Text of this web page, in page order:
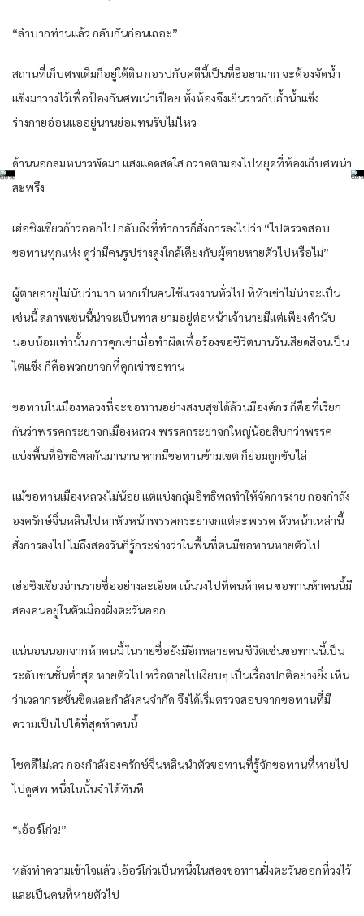
“ลำบากท่านแล้ว กลับกันก่อนเถอะ”
สถานที่เก็บศพเดิมก็อยู่ใต้ดิน กอรปกับคดีนี้เป็นที่ฮือฮามาก จะต้องจัดน้ำ
แข็งมาวางไว้เพื่อป้องกันศพเน่าเปื่อย ทั้งห้องจึงเย็นราวกับถ้ำน้ำแข็ง
ร่างกายอ่อนแออยู่นานย่อมทนรับไม่ไหว
ด้านนอกลมหนาวพัดมา แสงแดดสดใส กวาดตามองไปหยุดที่ห้องเก็บศพน่า
สะพรึง
เฮ่อชิงเซียวก้าวออกไป กลับถึงที่ทำการก็สั่งการลงไปว่า “ไปตรวจสอบ
ขอทานทุกแห่ง ดูว่ามีคนรูปร่างสูงใกล้เคียงกับผู้ตายหายตัวไปหรือไม่”
ผู้ตายอายุไม่นับว่ามาก หากเป็นคนใช้แรงงานทั่วไป ที่หัวเข่าไม่น่าจะเป็น
เช่นนี้ สภาพเช่นนี้น่าจะเป็นทาส ยามอยู่ต่อหน้าเจ้านายมีแต่เพียงคำนับ
นอบน้อมเท่านั้น การคุกเข่าเมื่อทำผิดเพื่อร้องขอชีวิตนานวันเสียดสีจนเป็น
ไตแข็ง ก็คือพวกยาจกที่คุกเข่าขอทาน
ขอทานในเมืองหลวงที่จะขอทานอย่างสงบสุขได้ล้วนมีองค์กร ก็คือที่เรียก
กันว่าพรรคกระยาจกเมืองหลวง พรรคกระยาจกใหญ่น้อยสิบกว่าพรรค
แบ่งพื้นที่อิทธิพลกันมานาน หากมีขอทานข้ามเขต ก็ย่อมถูกขับไล่
แม้ขอทานเมืองหลวงไม่น้อย แต่แบ่งกลุ่มอิทธิพลทำให้จัดการง่าย กองกำลัง
องครักษ์จิ่นหลินไปหาหัวหน้าพรรคกระยาจกแต่ละพรรค หัวหน้าเหล่านี้
สั่งการลงไป ไม่ถึงสองวันก็รู้กระจ่างว่าในพื้นที่ตนมีขอทานหายตัวไป
เฮ่อชิงเซียวอ่านรายชื่ออย่างละเอียด เน้นวงไปที่คนห้าคน ขอทานห้าคนนี้มี
สองคนอยู่ในตัวเมืองฝั่งตะวันออก
แน่นอนนอกจากห้าคนนี้ ในรายชื่อยังมีอีกหลายคน ชีวิตเช่นขอทานนี้เป็น
ระดับชนชั้นต่ำสุด หายตัวไป หรือตายไปเงียบๆ เป็นเรื่องปกติอย่างยิ่ง เห็น
ว่าเวลากระชั้นชิดและกำลังคนจำกัด จึงได้เริ่มตรวจสอบจากขอทานที่มี
ความเป็นไปได้ที่สุดห้าคนนี้
โชคดีไม่เลว กองกำลังองครักษ์จิ่นหลินนำตัวขอทานที่รู้จักขอทานที่หายไป
ไปดูศพ หนึ่งในนั้นจำได้ทันที
“เอ้อร์โก่ว!”
หลังทำความเข้าใจแล้ว เอ้อร์โก่วเป็นหนึ่งในสองขอทานฝั่งตะวันออกที่วงไว้
และเป็นคนที่หายตัวไป